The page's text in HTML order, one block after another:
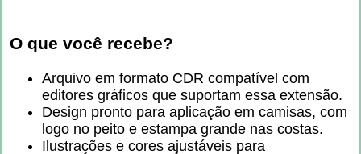
O que você recebe?
Arquivo em formato CDR compatível com
editores gráficos que suportam essa extensão.
Design pronto para aplicação em camisas, com
logo no peito e estampa grande nas costas.
Ilustrações e cores ajustáveis para